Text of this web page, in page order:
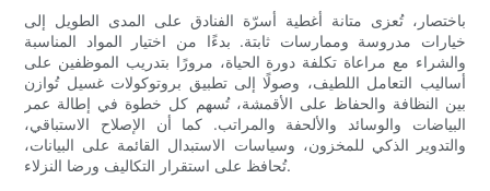
باختصار، تُعزى متانة أغطية أسرّة الفنادق على المدى الطويل إلى
خيارات مدروسة وممارسات ثابتة. بدءًا من اختيار المواد المناسبة
والشراء مع مراعاة تكلفة دورة الحياة، مرورًا بتدريب الموظفين على
أساليب التعامل اللطيف، وصولًا إلى تطبيق بروتوكولات غسيل تُوازن
بين النظافة والحفاظ على الأقمشة، تُسهم كل خطوة في إطالة عمر
البياضات والوسائد والألحفة والمراتب. كما أن الإصلاح الاستباقي،
والتدوير الذكي للمخزون، وسياسات الاستبدال القائمة على البيانات،
تُحافظ على استقرار التكاليف ورضا النزلاء.